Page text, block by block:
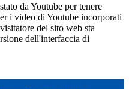
da Youtube per tenere
i video di Youtube incorporati
del sito web sta
dell'interfaccia di